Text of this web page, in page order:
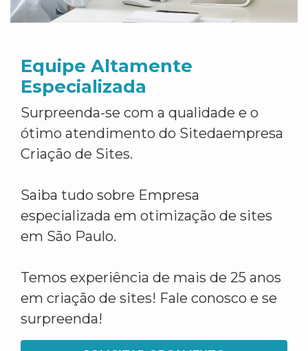
Equipe Altamente
Especializada
Surpreenda-se com a qualidade e o
ótimo atendimento do Sitedaempresa
Criação de Sites.
Saiba tudo sobre Empresa
especializada em otimização de sites
em São Paulo.
Temos experiência de mais de 25 anos
em criação de sites! Fale conosco e se
surpreenda!